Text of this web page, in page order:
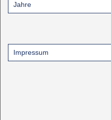
Jahre
Impressum